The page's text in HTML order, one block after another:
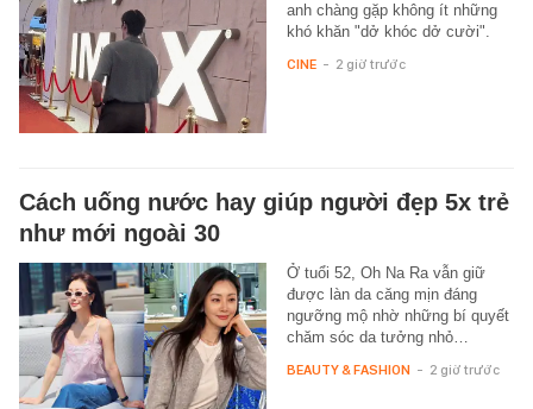
anh chàng gặp không ít những
khó khăn "dở khóc dở cười".
CINE - 2 giờ trước
Cách uống nước hay giúp người đẹp 5x trẻ
như mới ngoài 30
Ở tuổi 52, Oh Na Ra vẫn giữ
được làn da căng mịn đáng
ngưỡng mộ nhờ những bí quyết
chăm sóc da tưởng nhỏ…
BEAUTY & FASHION - 2 giờ trước